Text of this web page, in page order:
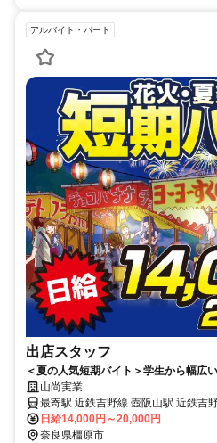
アルバイト・パート
出店スタッフ
＜夏の人気短期バイト＞学生から幅広
山尚実業
最寄駅 近鉄吉野線 壺阪山駅 近鉄吉
日給14,000円～20,000円
奈良県橿原市